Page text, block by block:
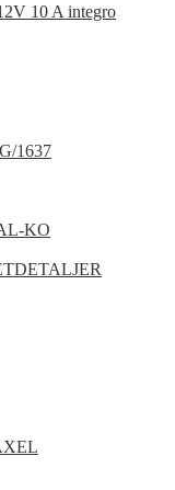
10 A integro
1637
KO